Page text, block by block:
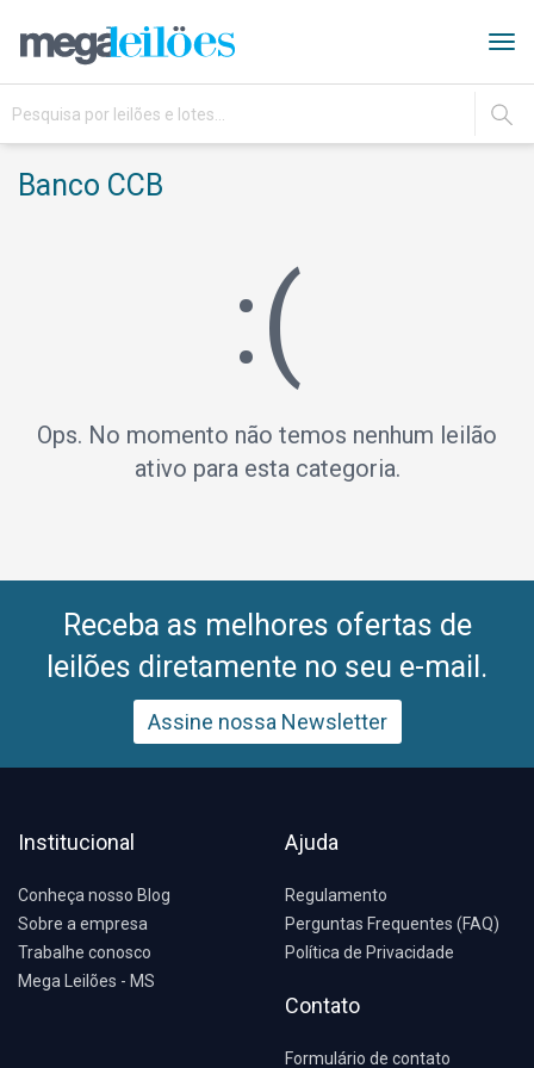
IR
Banco CCB
:(
Ops. No momento não temos nenhum leilão
ativo para esta categoria.
Receba as melhores ofertas de
leilões diretamente no seu e-mail.
Assine nossa Newsletter
Institucional
Conheça nosso Blog
Sobre a empresa
Trabalhe conosco
Mega Leilões - MS
Ajuda
Regulamento
Perguntas Frequentes (FAQ)
Política de Privacidade
Contato
Formulário de contato